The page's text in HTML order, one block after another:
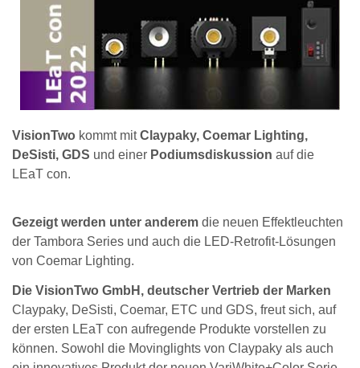
VisionTwo kommt mitClaypaky, Coemar Lighting,
DeSisti, GDS und einer Podiumsdiskussion auf die
LEaT con.
Gezeigt werden unter anderem die neuen Effektleuchten
der Tambora Series und auch die LED-Retrofit-Lösungen
von Coemar Lighting.
Die VisionTwo GmbH, deutscher Vertrieb der Marken
Claypaky, DeSisti, Coemar, ETC und GDS, freut sich, auf
der ersten LEaT con aufregende Produkte vorstellen zu
können. Sowohl die Movinglights von Claypaky als auch